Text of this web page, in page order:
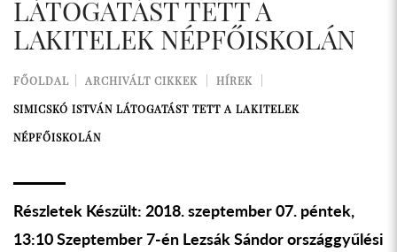
LÁTOGATÁST TETT A
LAKITELEK NÉPFŐISKOLÁN
FŐOLDAL ARCHIVÁLT CIKKEK
HÍREK
SIMICSKÓ ISTVÁN LÁTOGATÁST TETT A LAKITELEK
NÉPFŐISKOLÁN
Részletek Készült: 2018. szeptember 07. péntek,
13:10 Szeptember 7-én Lezsák Sándor országgyűlési